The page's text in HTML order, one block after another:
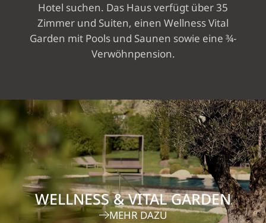
AKTIV &
UMGEBUNG
Hotel suchen. Das Haus verfügt über 35
Zimmer und Suiten, einen Wellness Vital
Garden mit Pools und Saunen sowie eine ¾-
Verwöhnpension.
WELLNESS & VITAL GARDEN
MEHR DAZU